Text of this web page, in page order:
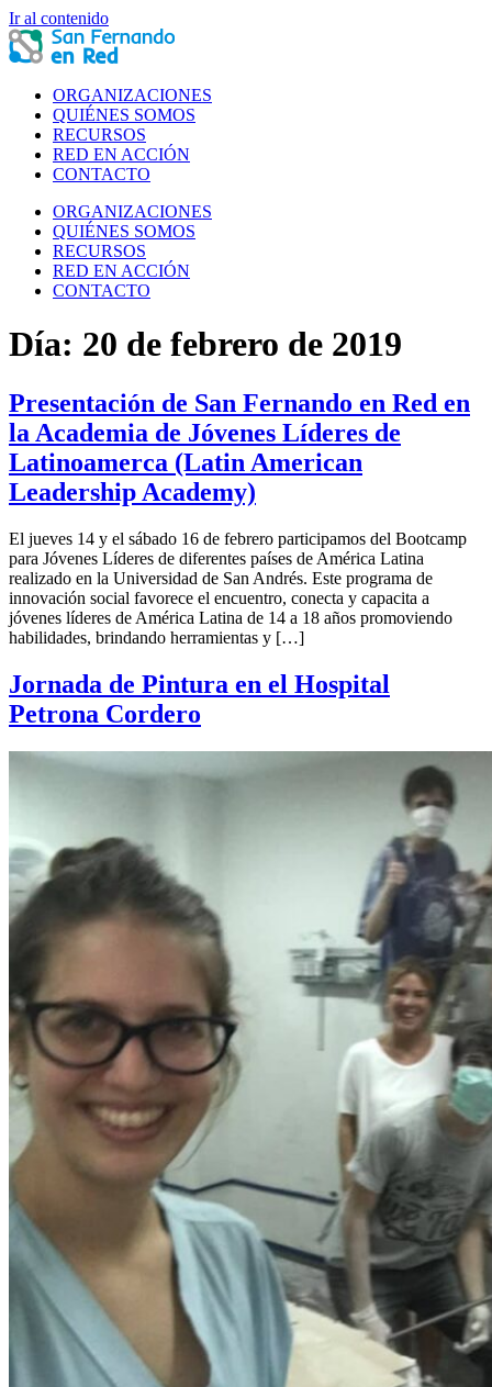
Ir al contenido
ORGANIZACIONES
QUIÉNES SOMOS
RECURSOS
RED EN ACCIÓN
CONTACTO
ORGANIZACIONES
QUIÉNES SOMOS
RECURSOS
RED EN ACCIÓN
CONTACTO
Día: 20 de febrero de 2019
Presentación de San Fernando en Red en
la Academia de Jóvenes Líderes de
Latinoamerca (Latin American
Leadership Academy)
El jueves 14 y el sábado 16 de febrero participamos del Bootcamp
para Jóvenes Líderes de diferentes países de América Latina
realizado en la Universidad de San Andrés. Este programa de
innovación social favorece el encuentro, conecta y capacita a
jóvenes líderes de América Latina de 14 a 18 años promoviendo
habilidades, brindando herramientas y […]
Jornada de Pintura en el Hospital
Petrona Cordero